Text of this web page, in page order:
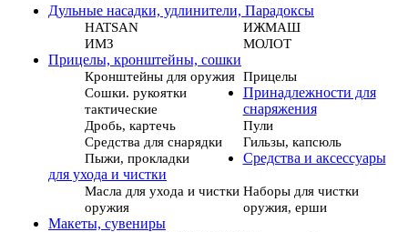
Дульные насадки, удлинители, Парадоксы
HATSAN
ИЖМАШ
ИМЗ
МОЛОТ
Прицелы, кронштейны, сошки
Кронштейны для оружия Прицелы
Сошки. рукоятки
тактические
Принадлежности для
снаряжения
Дробь, картечь
Пули
Средства для снарядки
Гильзы, капсюль
Пыжи, прокладки
Средства и аксессуары
для ухода и чистки
Масла для ухода и чистки
оружия
Наборы для чистки
оружия, ерши
Макеты, сувениры